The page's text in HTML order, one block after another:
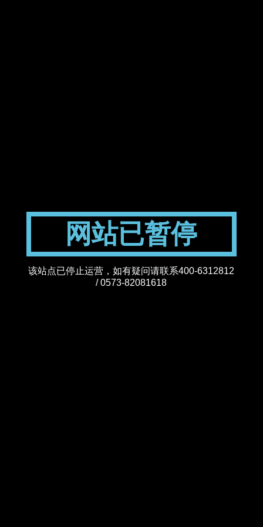
网站已暂停
该站点已停止运营，如有疑问请联系400-6312812
/ 0573-82081618